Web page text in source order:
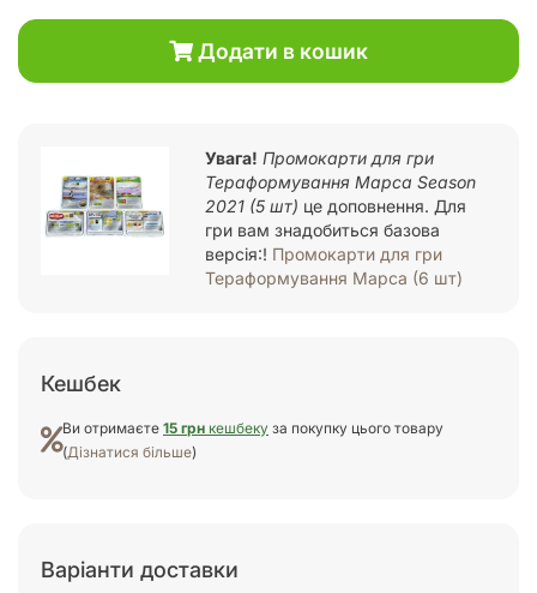
Додати в кошик
Увага! Промокарти для гри
Тераформування Марса Season
2021 (5 шт) це доповнення. Для
гри вам знадобиться базова
версія:! Промокарти для гри
Тераформування Марса (6 шт)
Кешбек
Ви отримаєте 15 грн кешбеку за покупку цього товару
(Дізнатися більше)
Варіанти доставки